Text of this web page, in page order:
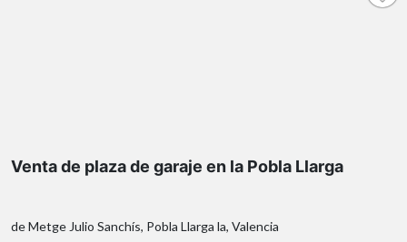
Venta de plaza de garaje en la Pobla Llarga
de Metge Julio Sanchís, Pobla Llarga la, Valencia